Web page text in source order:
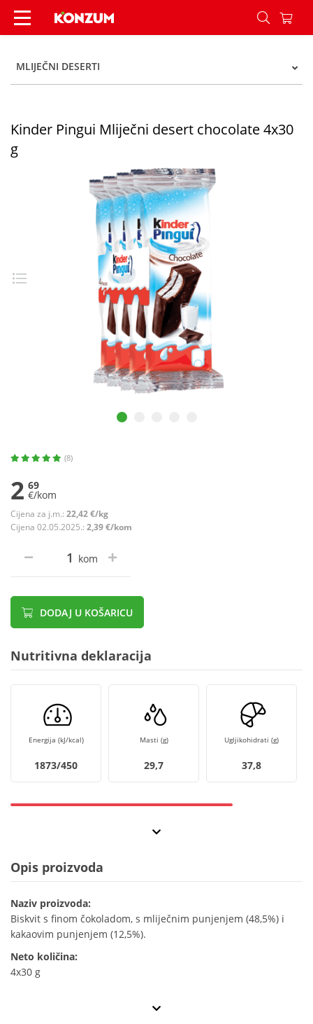
Kinder Pingui Mliječni desert chocolate 4x30 g -
MLIJEČNI DESERTI
Kinder Pingui Mliječni desert chocolate 4x30
g
(8)
2 69
€/kom
Cijena za j.m.: 22,42 €/kg
Cijena 02.05.2025.: 2,39 €/kom
kom
DODAJ U KOŠARICU
Nutritivna deklaracija
Energija (kJ/kcal)
1873/450
Masti (g)
29,7
Ugljikohidrati (g)
37,8
Opis proizvoda
Naziv proizvoda:
Biskvit s finom čokoladom, s mliječnim punjenjem (48,5%) i
kakaovim punjenjem (12,5%).
Neto količina:
4x30 g